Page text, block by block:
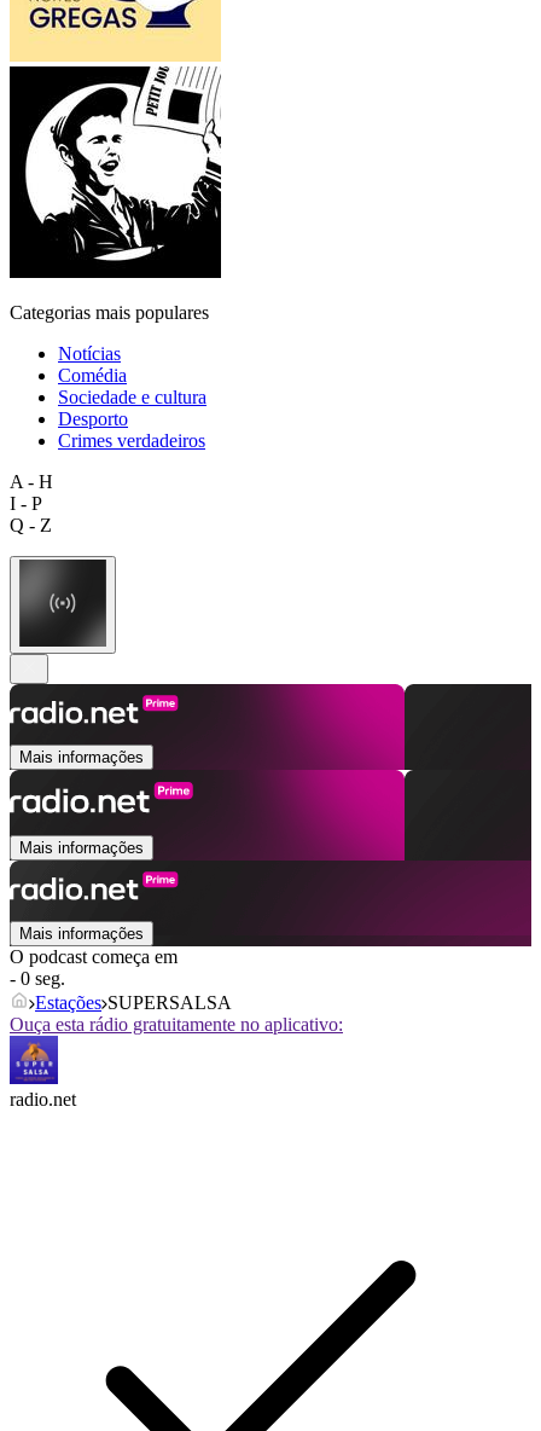
Categorias mais populares
Notícias
Comédia
Sociedade e cultura
Desporto
Crimes verdadeiros
A - H
I - P
Q - Z
Mais informações
Mais informações
Mais informações
O podcast começa em
- 0 seg.
Estações SUPERSALSA
Ouça esta rádio gratuitamente no aplicativo:
radio.net